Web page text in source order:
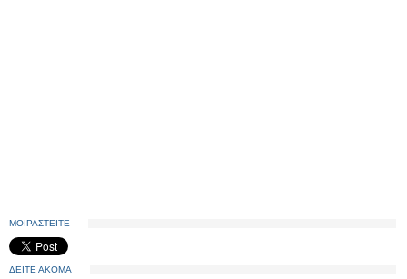
ΜΟΙΡΑΣΤΕΙΤΕ
ΔΕΙΤΕ ΑΚΟΜΑ